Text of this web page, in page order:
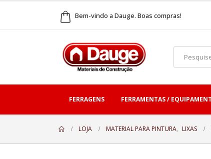
Bem-vindo a Dauge. Boas compras!
FERRAGENS FERRAMENTAS /
LOJA MATERIAL PARA PINTURA, LIXAS